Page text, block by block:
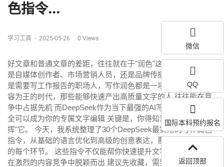
色指令...
学习工具 - 2025-05-26 0 Views
好文章和普通文章的差距，往往就在于"润色"这一步。 无论你
是自媒体创作者、市场营销人员，还是品牌传播从业者，甚至
是需要写工作报告的职场人，写作润色都是一项必备技能 在内
容为王的时代，那些能够快速产出高质量文字的人 往往能在竞
争中占据先机 而DeepSeek作为当下最强的AI写作助手之一，完
全可以成为你的专属文字编辑 关键是，你得知道怎么"指
挥"它。 今天，我系统整理了30个DeepSeek最实用的写作润色
指令，从基础的语言优化到高级的创意表达，覆盖了内容创作
的每个环节。 这些指令不仅能帮你快速提升文字质量 更能让你
在激烈的内容竞争中脱颖而出 建议先收藏，需要时随手调用。
微信
QQ
国际本科预约报名
返回顶部